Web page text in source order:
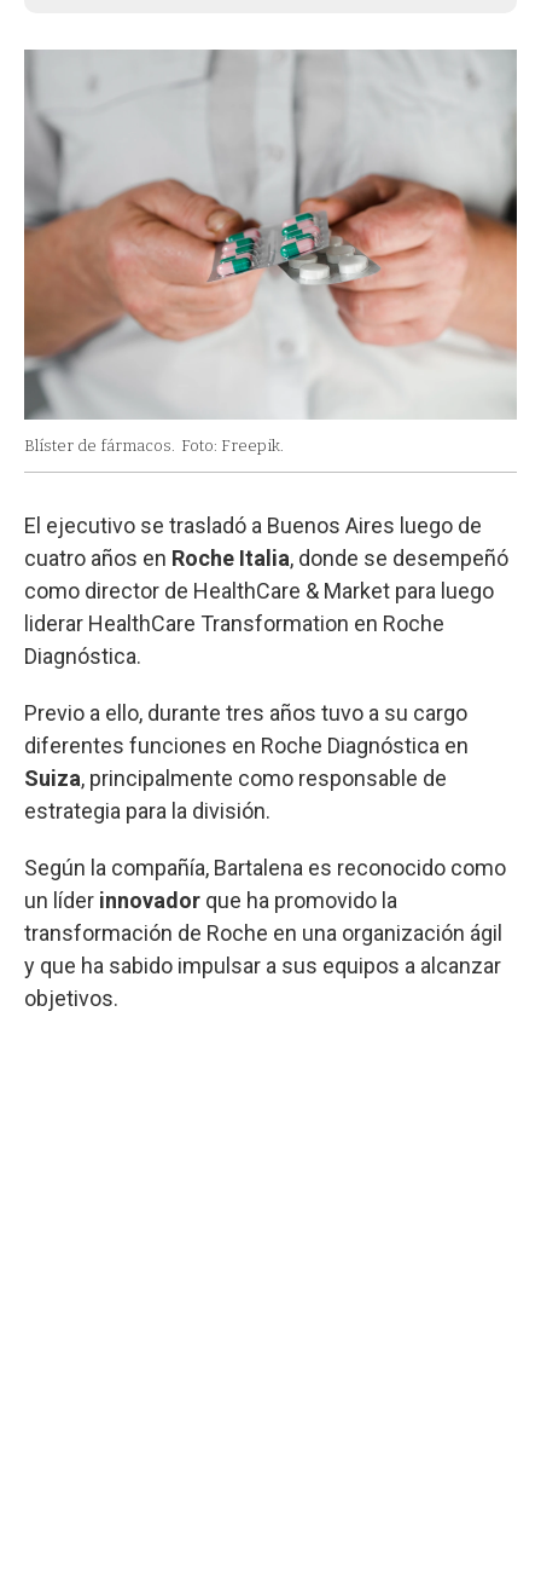
Blíster de fármacos. Foto: Freepik.
El ejecutivo se trasladó a Buenos Aires luego de
cuatro años en Roche Italia, donde se desempeñó
como director de HealthCare & Market para luego
liderar HealthCare Transformation en Roche
Diagnóstica.
Previo a ello, durante tres años tuvo a su cargo
diferentes funciones en Roche Diagnóstica en
Suiza, principalmente como responsable de
estrategia para la división.
Según la compañía, Bartalena es reconocido como
un líder innovador que ha promovido la
transformación de Roche en una organización ágil
y que ha sabido impulsar a sus equipos a alcanzar
objetivos.